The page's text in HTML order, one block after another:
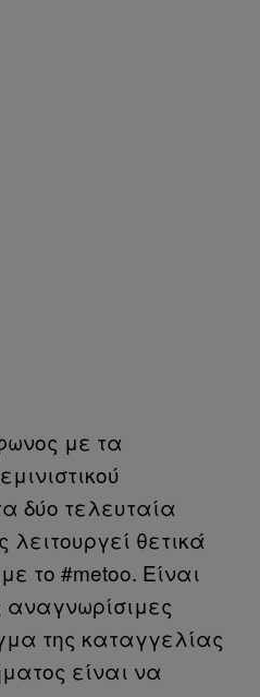
με τα
δύο τελευταία
θετικά
το #metoo. Είναι
αναγνωρίσιμες
της καταγγελίας
είναι να